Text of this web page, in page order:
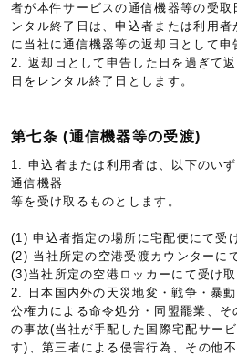
者が本件サービスの通信機器等の受取
ンタル終了日は、申込者または利用
に当社に通信機器等の返却日として申
2. 返却日として申告した日を過ぎて
日をレンタル終了日とします。
第七条 (通信機器等の受渡)
1. 申込者または利用者は、以下のい
通信機器
等を受け取るものとします。
(1) 申込者指定の場所に宅配便にて受
(2) 当社所定の空港受渡カウンターに
(3)当社所定の空港ロッカーにて受け
2. 日本国内外の天災地変・戦争・暴
公権力による命令処分・同盟罷業、そ
の事故(当社が手配した国際宅配サー
す)、第三者による侵害行為、その他